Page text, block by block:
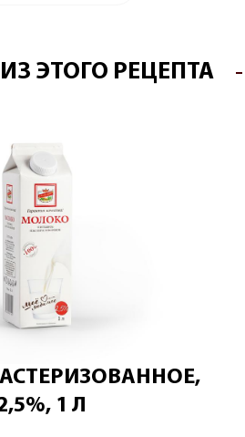
ЭТОГО РЕЦЕПТА
1 Л